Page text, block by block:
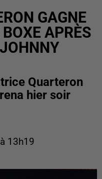
GAGNE
APRÈS
Quarteron
hier soir
13h19